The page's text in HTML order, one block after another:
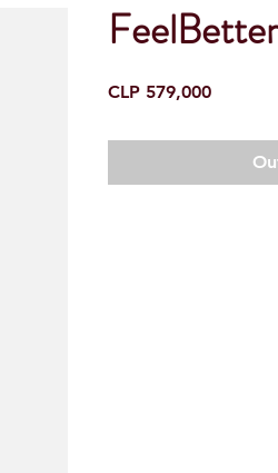
FeelBetter
CLP 579,000Price